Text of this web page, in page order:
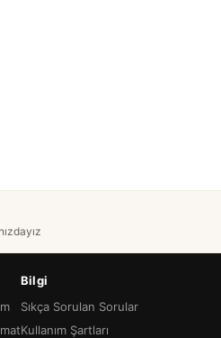
Bilgi
Sıkça Sorulan Sorular
Kullanım Şartları